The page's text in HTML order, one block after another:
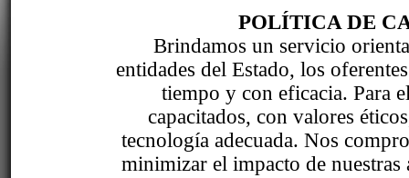
POLÍTICA DE
Brindamos un servicio
entidades del Estado, los
tiempo y con eficacia. Para
capacitados, con valores
tecnología adecuada. Nos
minimizar el impacto de